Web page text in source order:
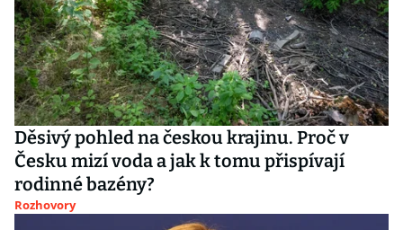
Děsivý pohled na českou krajinu. Proč v
Česku mizí voda a jak k tomu přispívají
rodinné bazény?
Rozhovory